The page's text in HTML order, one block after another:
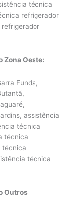
técnica
refrigerador
refrigerador
Zona Oeste:
Funda,
assistência
técnica
técnica
técnica
técnica
Outros